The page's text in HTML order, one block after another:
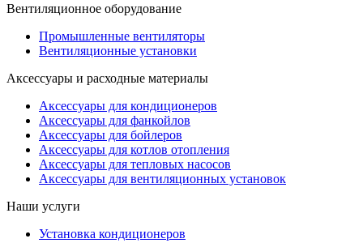
Вентиляционное оборудование
Промышленные вентиляторы
Вентиляционные установки
Аксессуары и расходные материалы
Аксессуары для кондиционеров
Аксессуары для фанкойлов
Аксессуары для бойлеров
Аксессуары для котлов отопления
Аксессуары для тепловых насосов
Аксессуары для вентиляционных установок
Наши услуги
Установка кондиционеров